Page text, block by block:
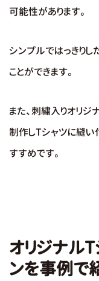
可能性があります。
シンプルではっきり
ことができます。
また、刺繍入りオリジ
制作しTシャツに縫い
すすめです。
オリジナル
ンを事例で